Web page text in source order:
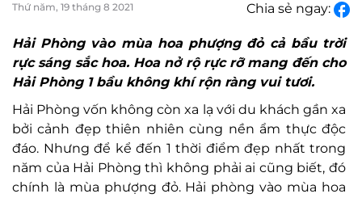
Thứ năm, 19 tháng 8 2021 Chia sẻ ngay:
Hải Phòng vào mùa hoa phượng đỏ cả bầu trời
rực sáng sắc hoa. Hoa nở rộ rực rỡ mang đến cho
Hải Phòng 1 bầu không khí rộn ràng vui tươi.
Hải Phòng vốn không còn xa lạ với du khách gần xa
bởi cảnh đẹp thiên nhiên cùng nền ẩm thực độc
đáo. Nhưng để kể đến 1 thời điểm đẹp nhất trong
năm của Hải Phòng thì không phải ai cũng biết, đó
chính là mùa phượng đỏ. Hải phòng vào mùa hoa